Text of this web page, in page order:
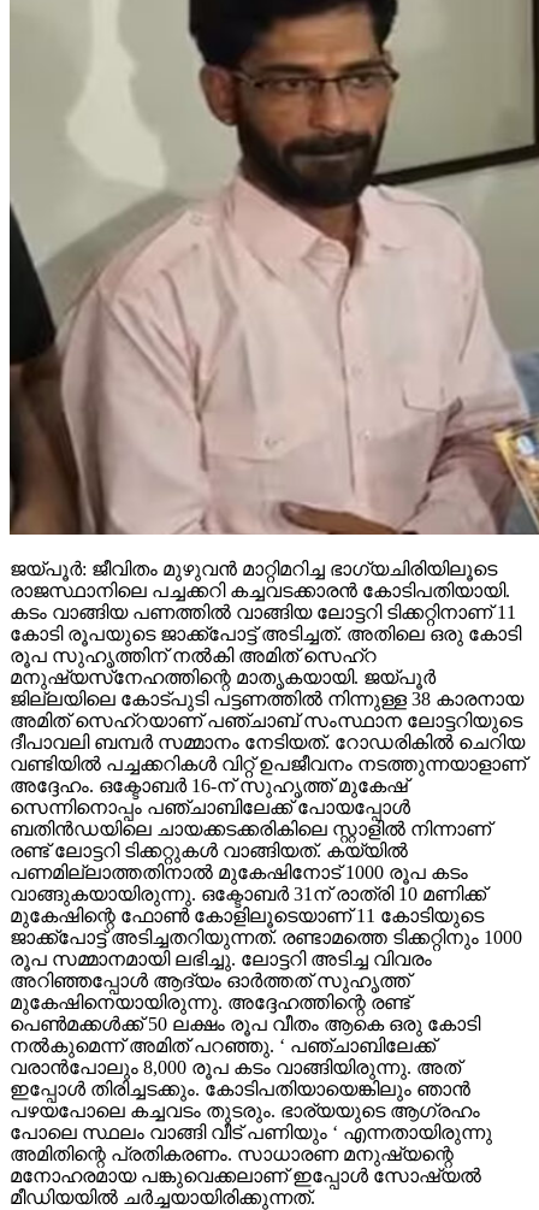
ജയ്പൂര്‍: ജീവിതം മുഴുവന്‍ മാറ്റിമറിച്ച ഭാഗ്യചിരിയിലൂടെ
രാജസ്ഥാനിലെ പച്ചക്കറി കച്ചവടക്കാരന്‍ കോടിപതിയായി.
കടം വാങ്ങിയ പണത്തില്‍ വാങ്ങിയ ലോട്ടറി ടിക്കറ്റിനാണ് 11
കോടി രൂപയുടെ ജാക്ക്‌പോട്ട് അടിച്ചത്. അതിലെ ഒരു കോടി
രൂപ സുഹൃത്തിന് നല്‍കി അമിത് സെഹ്‌റ
മനുഷ്യസ്‌നേഹത്തിന്റെ മാതൃകയായി. ജയ്പൂര്‍
ജില്ലയിലെ കോട്പുടി പട്ടണത്തില്‍ നിന്നുള്ള 38 കാരനായ
അമിത് സെഹ്‌റയാണ് പഞ്ചാബ് സംസ്ഥാന ലോട്ടറിയുടെ
ദീപാവലി ബമ്പര്‍ സമ്മാനം നേടിയത്. റോഡരികില്‍ ചെറിയ
വണ്ടിയില്‍ പച്ചക്കറികള്‍ വിറ്റ് ഉപജീവനം നടത്തുന്നയാളാണ്
അദ്ദേഹം. ഒക്ടോബര്‍ 16-ന് സുഹൃത്ത് മുകേഷ്
സെന്നിനൊപ്പം പഞ്ചാബിലേക്ക് പോയപ്പോള്‍
ബതിന്‍ഡയിലെ ചായക്കടക്കരികിലെ സ്റ്റാളില്‍ നിന്നാണ്
രണ്ട് ലോട്ടറി ടിക്കറ്റുകള്‍ വാങ്ങിയത്. കയ്യില്‍
പണമില്ലാത്തതിനാല്‍ മുകേഷിനോട് 1000 രൂപ കടം
വാങ്ങുകയായിരുന്നു. ഒക്ടോബര്‍ 31ന് രാത്രി 10 മണിക്ക്
മുകേഷിന്റെ ഫോണ്‍ കോളിലൂടെയാണ് 11 കോടിയുടെ
ജാക്ക്‌പോട്ട് അടിച്ചതറിയുന്നത്. രണ്ടാമത്തെ ടിക്കറ്റിനും 1000
രൂപ സമ്മാനമായി ലഭിച്ചു. ലോട്ടറി അടിച്ച വിവരം
അറിഞ്ഞപ്പോള്‍ ആദ്യം ഓര്‍ത്തത് സുഹൃത്ത്
മുകേഷിനെയായിരുന്നു. അദ്ദേഹത്തിന്റെ രണ്ട്
പെണ്‍മക്കള്‍ക്ക് 50 ലക്ഷം രൂപ വീതം ആകെ ഒരു കോടി
നല്‍കുമെന്ന് അമിത് പറഞ്ഞു. ‘ പഞ്ചാബിലേക്ക്
വരാന്‍പോലും 8,000 രൂപ കടം വാങ്ങിയിരുന്നു. അത്
ഇപ്പോള്‍ തിരിച്ചടക്കും. കോടിപതിയായെങ്കിലും ഞാന്‍
പഴയപോലെ കച്ചവടം തുടരും. ഭാര്യയുടെ ആഗ്രഹം
പോലെ സ്ഥലം വാങ്ങി വീട് പണിയും ‘ എന്നതായിരുന്നു
അമിതിന്റെ പ്രതികരണം. സാധാരണ മനുഷ്യന്റെ
മനോഹരമായ പങ്കുവെക്കലാണ് ഇപ്പോള്‍ സോഷ്യല്‍
മീഡിയയില്‍ ചര്‍ച്ചയായിരിക്കുന്നത്.